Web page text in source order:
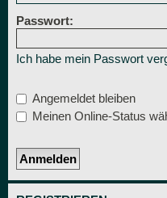
Passwort:
Ich habe mein Passwort
Angemeldet bleiben
Meinen Online-Status